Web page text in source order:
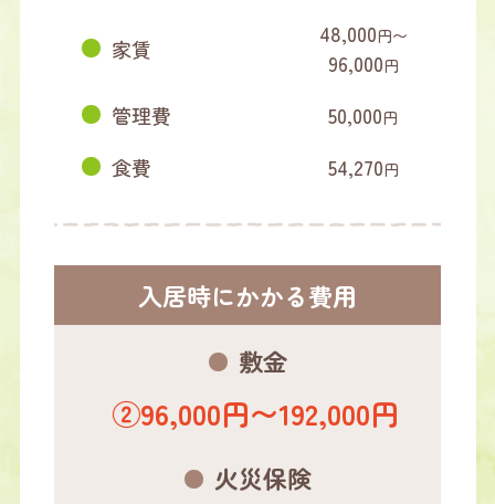
家賃
48,000円〜
96,000円
管理費 50,000円
食費 54,270円
入居時にかかる費用
敷金
②96,000円〜192,000円
火災保険